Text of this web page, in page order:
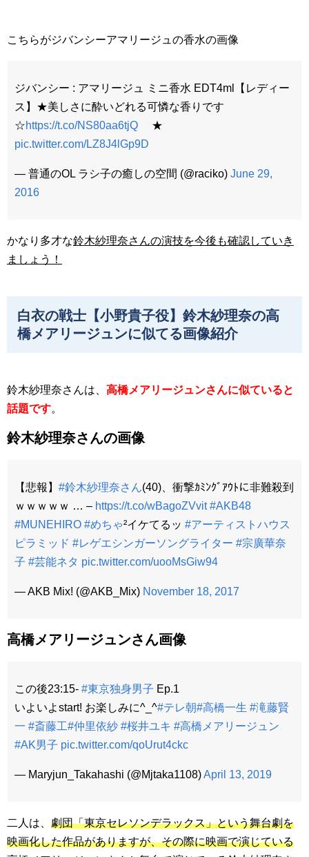
こちらがジバンシーアマリージュの香水の画像
ジバンシー : アマリージュ ミニ香水 EDT4ml【レディー
ス】★美しさに酔いどれる可憐な香りです
☆https://t.co/NS80aa6tjQ ★
pic.twitter.com/LZ8J4lGp9D
— 普通のOL ラシ子の癒しの空間 (@raciko) June 29,
2016
かなり多才な鈴木紗理奈さんの演技を今後も確認していき
ましょう！
白衣の戦士【小野貴子役】鈴木紗理奈の高
橋メアリージュンに似てる画像紹介
鈴木紗理奈さんは、 高橋メアリージュンさんに似ていると
話題です。
鈴木紗理奈さんの画像
【悲報】 #鈴木紗理奈さん(40)、衝撃ｶﾐﾝｸﾞｱｳﾄに非難殺到
ｗｗｗｗｗ … – https://t.co/wBagoZVvit #AKB48
#MUNEHIRO #めちゃ²イケてるッ #アーティストハウス
ピラミッド #レゲエシンガーソングライター #宗廣華奈
子 #芸能ネタ pic.twitter.com/uooMsGiw94
— AKB Mix! (@AKB_Mix) November 18, 2017
高橋メアリージュンさん画像
この後23:15- #東京独身男子 Ep.1
いよいよstart! お楽しみに^_^#テレ朝#高橋一生 #滝藤賢
一 #斎藤工#仲里依紗 #桜井ユキ #高橋メアリージュン
#AK男子 pic.twitter.com/qoUrut4ckc
— Maryjun_Takahashi (@Mjtaka1108)April 13, 2019
二人は、 劇団「東京セレソンデラックス」という舞台劇を
映画化した作品がありますが、その際に映画で演じている